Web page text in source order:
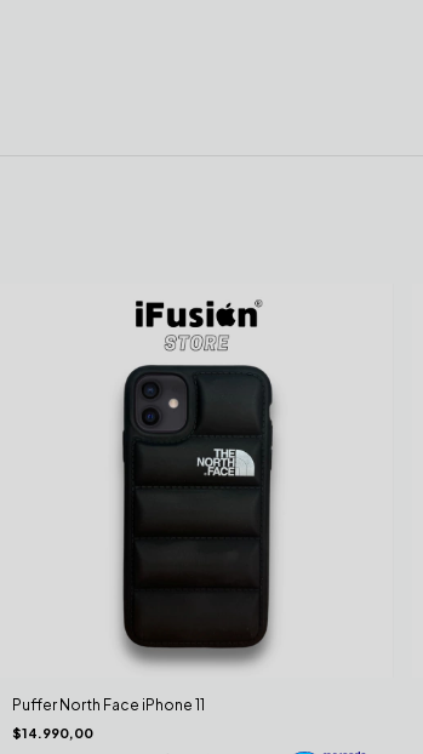
Puffer North Face iPhone 11
$14.990,00